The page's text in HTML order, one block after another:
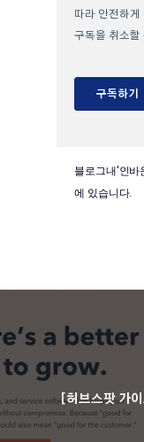
블로그내'인바
에 있습니다.
[허브스팟 가